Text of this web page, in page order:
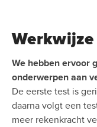
Werkwijze
We hebben ervoor
onderwerpen aan
De eerste test is
daarna volgt een
meer rekenkracht